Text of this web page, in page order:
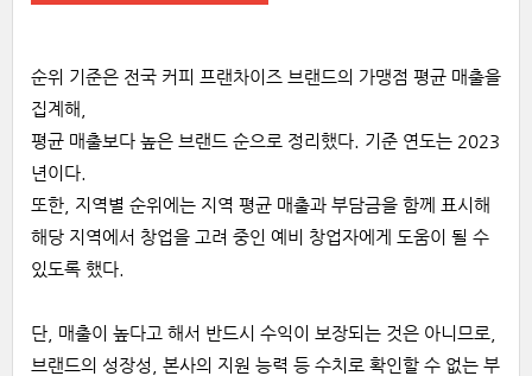
순위 기준은 전국 커피 프랜차이즈 브랜드의 가맹점 평균 매출을
집계해,
평균 매출보다 높은 브랜드 순으로 정리했다. 기준 연도는 2023
년이다.
또한, 지역별 순위에는 지역 평균 매출과 부담금을 함께 표시해
해당 지역에서 창업을 고려 중인 예비 창업자에게 도움이 될 수
있도록 했다.
단, 매출이 높다고 해서 반드시 수익이 보장되는 것은 아니므로,
브랜드의 성장성, 본사의 지원 능력 등 수치로 확인할 수 없는 부